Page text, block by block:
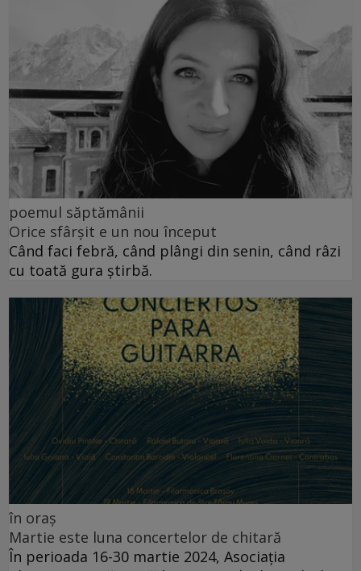
poemul săptămânii
Orice sfârșit e un nou început
Când faci febră, când plângi din senin, când râzi
cu toată gura știrbă.
în oraș
Martie este luna concertelor de chitară
În perioada 16-30 martie 2024, Asociația